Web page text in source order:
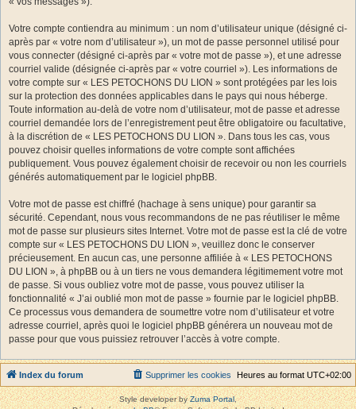
Votre compte contiendra au minimum : un nom d’utilisateur unique (désigné ci-
après par « votre nom d’utilisateur »), un mot de passe personnel utilisé pour
vous connecter (désigné ci-après par « votre mot de passe »), et une adresse
courriel valide (désignée ci-après par « votre courriel »). Les informations de
votre compte sur « LES PETOCHONS DU LION » sont protégées par les lois
sur la protection des données applicables dans le pays qui nous héberge.
Toute information au-delà de votre nom d’utilisateur, mot de passe et adresse
courriel demandée lors de l’enregistrement peut être obligatoire ou facultative,
à la discrétion de « LES PETOCHONS DU LION ». Dans tous les cas, vous
pouvez choisir quelles informations de votre compte sont affichées
publiquement. Vous pouvez également choisir de recevoir ou non les courriels
générés automatiquement par le logiciel phpBB.
Votre mot de passe est chiffré (hachage à sens unique) pour garantir sa
sécurité. Cependant, nous vous recommandons de ne pas réutiliser le même
mot de passe sur plusieurs sites Internet. Votre mot de passe est la clé de votre
compte sur « LES PETOCHONS DU LION », veuillez donc le conserver
précieusement. En aucun cas, une personne affiliée à « LES PETOCHONS
DU LION », à phpBB ou à un tiers ne vous demandera légitimement votre mot
de passe. Si vous oubliez votre mot de passe, vous pouvez utiliser la
fonctionnalité « J’ai oublié mon mot de passe » fournie par le logiciel phpBB.
Ce processus vous demandera de soumettre votre nom d’utilisateur et votre
adresse courriel, après quoi le logiciel phpBB générera un nouveau mot de
passe pour que vous puissiez retrouver l’accès à votre compte.
Index du forum Heures au format UTC+02:00
Supprimer les cookies
Style developer byZuma Portal,